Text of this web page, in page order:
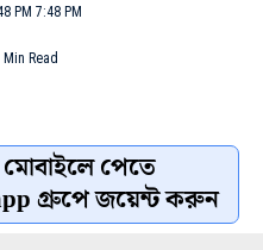
PM 7:48 PM
Min Read
পেতে
গ্রুপে জয়েন্ট করুন